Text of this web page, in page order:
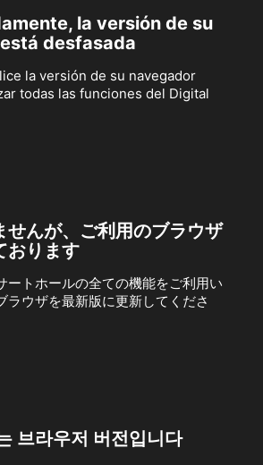
la versión de su
desfasada
la versión de su navegador
todas las funciones del Digital
せんが、ご利用のブラウザ
おります
ートホールの全ての機能をご利用い
ラウザを最新版に更新してくださ
브라우저 버전입니다